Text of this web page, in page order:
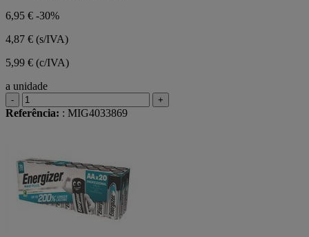
6,95 € -30%
4,87 € (s/IVA)
5,99 € (c/IVA)
a unidade
- +
Referência: : MIG4033869